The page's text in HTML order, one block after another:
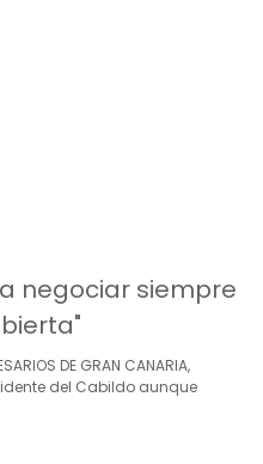
negociar siempre
DE GRAN CANARIA,
del Cabildo aunque